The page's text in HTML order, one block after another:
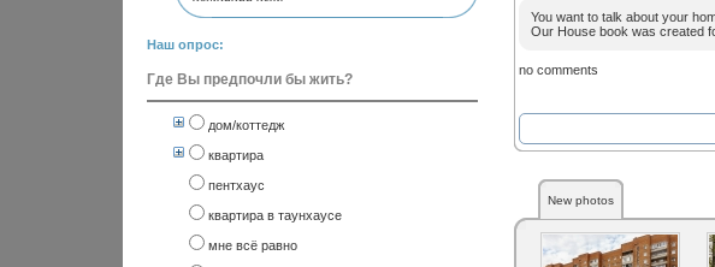
Наш опрос:
Где Вы предпочли бы жить?
дом/коттедж
квартира
пентхаус
квартира в таунхаусе
мне всё равно
You want to talk about your
Our House book was created
no comments
New photos